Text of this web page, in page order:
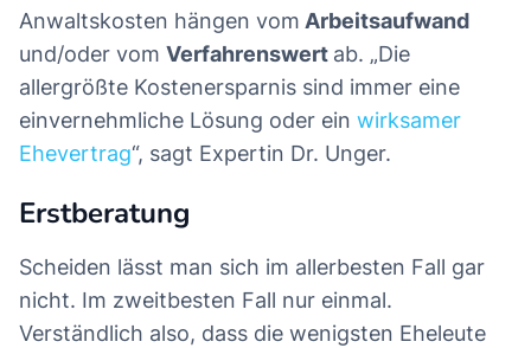
Anwaltskosten hängen vom Arbeitsaufwand
und/oder vom Verfahrenswert ab. „Die
allergrößte Kostenersparnis sind immer eine
einvernehmliche Lösung oder ein wirksamer
Ehevertrag“, sagt Expertin Dr. Unger.
Erstberatung
Scheiden lässt man sich im allerbesten Fall gar
nicht. Im zweitbesten Fall nur einmal.
Verständlich also, dass die wenigsten Eheleute